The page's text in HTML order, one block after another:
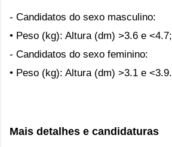
- Candidatos do sexo masculino:
• Peso (kg): Altura (dm) >3.6 e <4.7;
- Candidatos do sexo feminino:
• Peso (kg): Altura (dm) >3.1 e <3.9.
Mais detalhes e candidaturas